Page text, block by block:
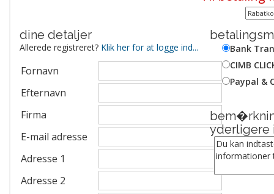
dine detaljer
Allerede registreret? Klik her for at logge ind...
Fornavn
Efternavn
Firma
E-mail adresse
Adresse 1
Adresse 2
Bank
CIMB
Paypal &
yderligere